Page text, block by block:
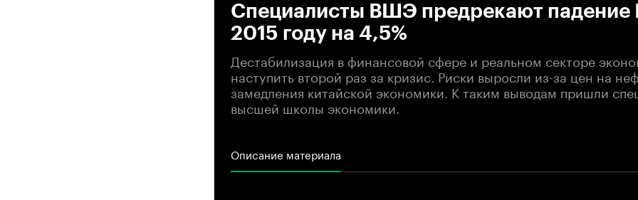
Специалисты ВШЭ предрекают падение
2015 году на 4,5%
Дестабилизация в финансовой сфере и реальном секторе
наступить второй раз за кризис. Риски выросли из-за цен на
замедления китайской экономики. К таким выводам пришли
высшей школы экономики.
Описание материала